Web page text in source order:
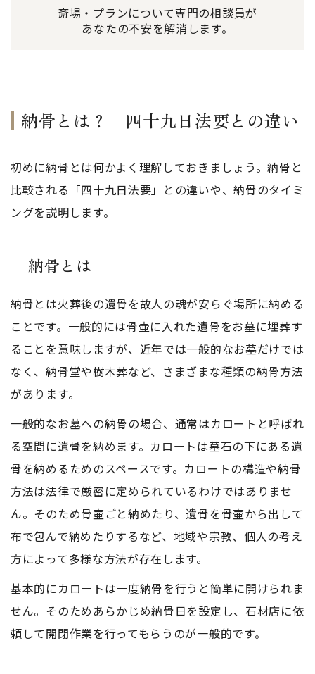
斎場・プランについて専門の相談員が
あなたの不安を解消します。
納骨とは？ 四十九日法要との違い
初めに納骨とは何かよく理解しておきましょう。納骨と
比較される「四十九日法要」との違いや、納骨のタイミ
ングを説明します。
納骨とは
納骨とは火葬後の遺骨を故人の魂が安らぐ場所に納める
ことです。一般的には骨壷に入れた遺骨をお墓に埋葬す
ることを意味しますが、近年では一般的なお墓だけでは
なく、納骨堂や樹木葬など、さまざまな種類の納骨方法
があります。
一般的なお墓への納骨の場合、通常はカロートと呼ばれ
る空間に遺骨を納めます。カロートは墓石の下にある遺
骨を納めるためのスペースです。カロートの構造や納骨
方法は法律で厳密に定められているわけではありませ
ん。そのため骨壷ごと納めたり、遺骨を骨壷から出して
布で包んで納めたりするなど、地域や宗教、個人の考え
方によって多様な方法が存在します。
基本的にカロートは一度納骨を行うと簡単に開けられま
せん。そのためあらかじめ納骨日を設定し、石材店に依
頼して開閉作業を行ってもらうのが一般的です。